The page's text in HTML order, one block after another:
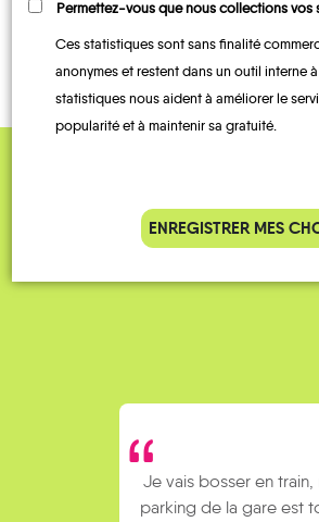
À LA
DEMANDE
BUS
Je vais bosser en train,
parking de la gare est
Permettez-vous que nous collections vos
Ces statistiques sont sans finalité
anonymes et restent dans un outil interne
statistiques nous aident à améliorer le
popularité et à maintenir sa gratuité.
ENREGISTRER MES